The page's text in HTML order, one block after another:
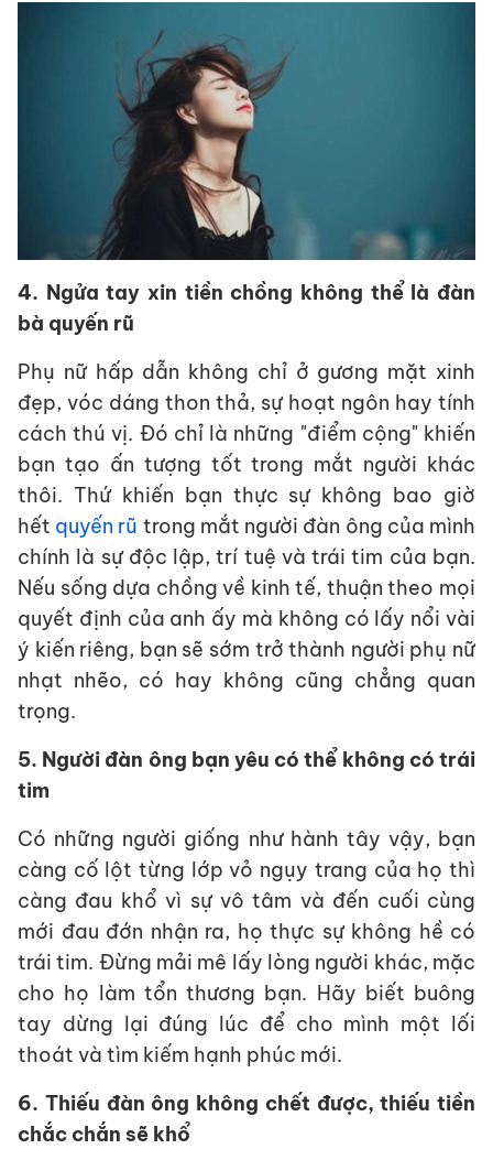
4. Ngửa tay xin tiền chồng không thể là đàn
bà quyến rũ
Phụ nữ hấp dẫn không chỉ ở gương mặt xinh
đẹp, vóc dáng thon thả, sự hoạt ngôn hay tính
cách thú vị. Đó chỉ là những "điểm cộng" khiến
bạn tạo ấn tượng tốt trong mắt người khác
thôi. Thứ khiến bạn thực sự không bao giờ
hết quyến rũ trong mắt người đàn ông của mình
chính là sự độc lập, trí tuệ và trái tim của bạn.
Nếu sống dựa chồng về kinh tế, thuận theo mọi
quyết định của anh ấy mà không có lấy nổi vài
ý kiến riêng, bạn sẽ sớm trở thành người phụ nữ
nhạt nhẽo, có hay không cũng chẳng quan
trọng.
5. Người đàn ông bạn yêu có thể không có trái
tim
Có những người giống như hành tây vậy, bạn
càng cố lột từng lớp vỏ ngụy trang của họ thì
càng đau khổ vì sự vô tâm và đến cuối cùng
mới đau đớn nhận ra, họ thực sự không hề có
trái tim. Đừng mải mê lấy lòng người khác, mặc
cho họ làm tổn thương bạn. Hãy biết buông
tay dừng lại đúng lúc để cho mình một lối
thoát và tìm kiếm hạnh phúc mới.
6. Thiếu đàn ông không chết được, thiếu tiền
chắc chắn sẽ khổ